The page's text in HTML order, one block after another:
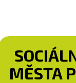
MĚSTA